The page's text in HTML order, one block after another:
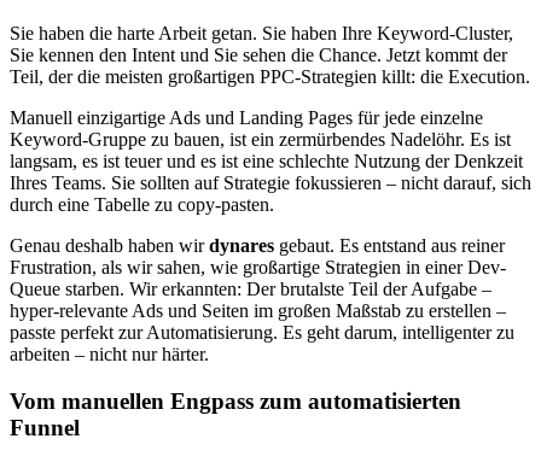
Sie haben die harte Arbeit getan. Sie haben Ihre Keyword-Cluster,
Sie kennen den Intent und Sie sehen die Chance. Jetzt kommt der
Teil, der die meisten großartigen PPC-Strategien killt: die Execution.
Manuell einzigartige Ads und Landing Pages für jede einzelne
Keyword-Gruppe zu bauen, ist ein zermürbendes Nadelöhr. Es ist
langsam, es ist teuer und es ist eine schlechte Nutzung der Denkzeit
Ihres Teams. Sie sollten auf Strategie fokussieren – nicht darauf, sich
durch eine Tabelle zu copy-pasten.
Genau deshalb haben wirdynares gebaut. Es entstand aus reiner
Frustration, als wir sahen, wie großartige Strategien in einer Dev-
Queue starben. Wir erkannten: Der brutalste Teil der Aufgabe –
hyper-relevante Ads und Seiten im großen Maßstab zu erstellen –
passte perfekt zur Automatisierung. Es geht darum, intelligenter zu
arbeiten – nicht nur härter.
Vom manuellen Engpass zum automatisierten
Funnel